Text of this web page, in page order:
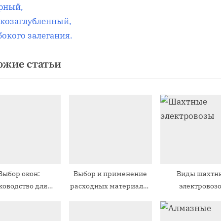
залегания.
а
з
а
ь
статьи
окон:
для
Выбор и применение
расходных материалов
Виды